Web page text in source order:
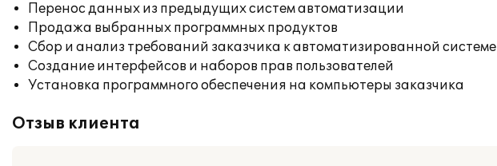
Перенос данных из предыдущих систем автоматизации
Продажа выбранных программных продуктов
Сбор и анализ требований заказчика к автоматизированной системе
Создание интерфейсов и наборов прав пользователей
Установка программного обеспечения на компьютеры заказчика
Отзыв клиента